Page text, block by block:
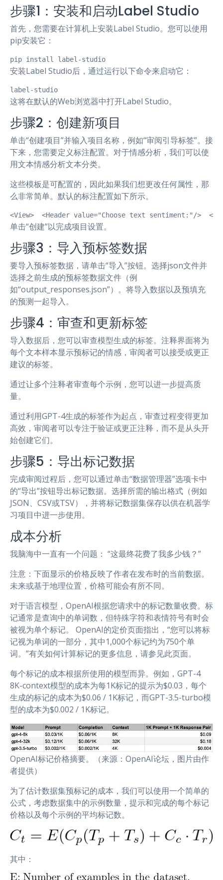
步骤1：安装和启动Label Studio
首先，您需要在计算机上安装Label Studio。您可以使用
pip安装它：
pip install label-studio
安装Label Studio后，通过运行以下命令来启动它：
label-studio
这将在默认的Web浏览器中打开Label Studio。
步骤2：创建新项目
单击“创建项目”并输入项目名称，例如“审阅引导标签”。接
下来，您需要定义标注配置。对于情感分析，我们可以使
用文本情感分析文本分类。
这些模板是可配置的，因此如果我们想更改任何属性，那
么非常简单。默认的标注配置如下所示。
<View>  <Header value="Choose text sentiment:"/>
单击“创建”以完成项目设置。
步骤3：导入预标签数据
要导入预标签数据，请单击“导入”按钮。选择json文件并
选择之前生成的预标签数据文件（例
如“output_responses.json”）。将导入数据以及预填充
的预测一起导入。
步骤4：审查和更新标签
导入数据后，您可以审查模型生成的标签。注释界面将为
每个文本样本显示预标记的情感，审阅者可以接受或更正
建议的标签。
通过让多个注释者审查每个示例，您可以进一步提高质
量。
通过利用GPT-4生成的标签作为起点，审查过程变得更加
高效，审阅者可以专注于验证或更正注释，而不是从头开
始创建它们。
步骤5：导出标记数据
完成审阅过程后，您可以通过单击“数据管理器”选项卡中
的“导出”按钮导出标记数据。选择所需的输出格式（例如
JSON、CSV或TSV），并将标记数据集保存以供在机器学
习项目中进一步使用。
成本分析
我脑海中一直有一个问题： “这最终花费了我多少钱？”
注意：下面显示的价格反映了作者在发布时的当前数据。
未来或基于地理位置，价格可能会有所不同。
对于语言模型，OpenAI根据您请求中的标记数量收费。标
记通常是查询中的单词数，但特殊字符和表情符号有时会
被视为单个标记。 OpenAI的定价页面指出，“您可以将标
记视为单词的一部分，其中1,000个标记约为750个单
词。”有关如何计算标记的更多信息，请参见此页面。
每个标记的成本根据所使用的模型而异。例如，GPT-4
8K-context模型的成本为每1K标记的提示为$0.03，每个
生成的标记的成本为$0.06 / 1K标记，而GPT-3.5-turbo模
型的成本为$0.002 / 1K标记。
OpenAI标记价格摘要。（来源：OpenAI论坛，图片由作
者提供）
为了估计数据集预标记的成本，我们可以使用一个简单的
公式，考虑数据集中的示例数量，提示和完成的每个标记
价格以及每个示例的平均标记数。
其中：